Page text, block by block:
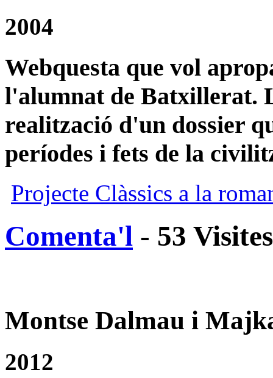
2004
Webquesta que vol
l'alumnat de Batxillerat.
realització d'un dossier
períodes i fets de la
Projecte Clàssics a la
Comenta'l - 53
Montse Dalmau i
2012